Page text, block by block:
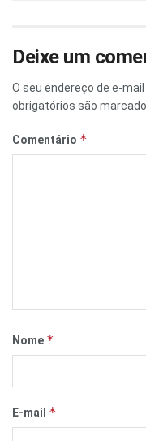
Deixe um
O seu endereço de e-
obrigatórios são
Comentário *
Nome *
E-mail *